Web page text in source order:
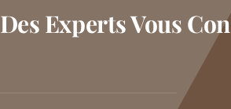
Des Experts Vous